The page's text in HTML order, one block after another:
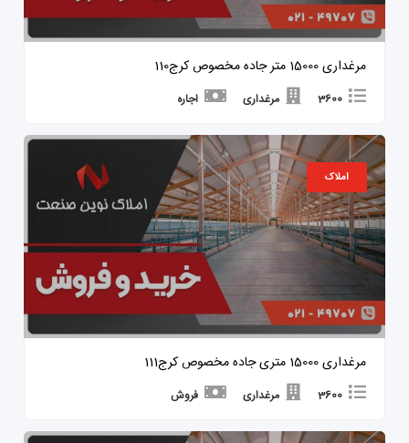
مرغداری 15000 متر جاده مخصوص کرج110
3600 مرغداری اجاره
املاک
مرغداری 15000 متری جاده مخصوص کرج111
3600 مرغداری فروش